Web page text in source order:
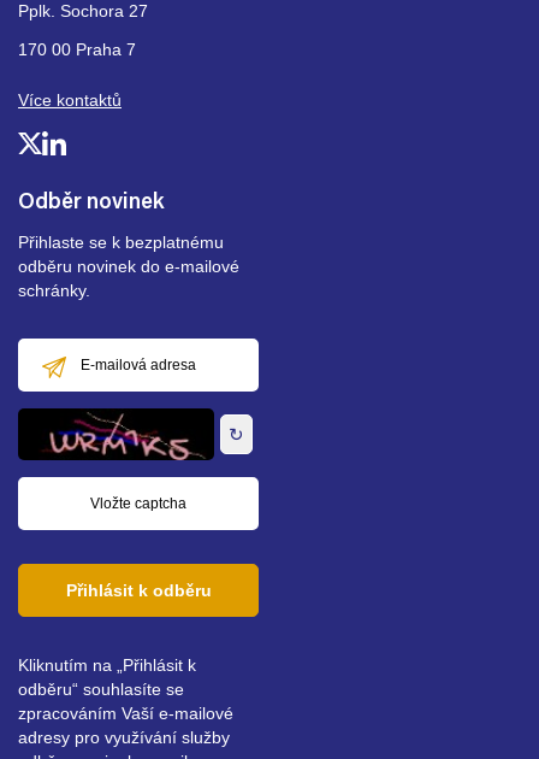
Odběr novinek
Přihlaste se k bezplatnému
odběru novinek do e-mailové
schránky.
mailová
adresa
↻
Přihlásit k odběru
Kliknutím na „Přihlásit k
odběru“ souhlasíte se
zpracováním Vaší e-mailové
adresy pro využívání služby
Pplk. Sochora 27
170 00 Praha 7
Více kontaktů